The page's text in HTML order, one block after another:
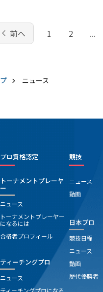
センが「１８番では取るでし
ろへ、１メートル強のバーデ
chevron_left 前へ 1 2 ...
ニュース
プロ資格認定
トーナメントプレーヤ
ー
ニュース
トーナメントプレーヤー
になるには
合格者プロフィール
ティーチングプロ
ニュース
競技
ニュース
動画
日本プロ
競技日程
ニュース
動画
歴代優勝者